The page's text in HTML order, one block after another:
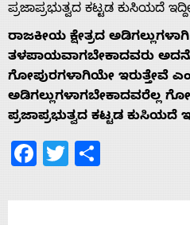
ಪ್ರಜಾಪ್ರಭುತ್ವದ ಕಟ್ಟಡ ಕುಸಿಯದೆ
ರಾಜಕೀಯ ಕ್ಷೇತ್ರದ
ತಳಪಾಯವಾಗಬೇಕಾದವರು
ಗೋಪುರಗಳಾಗಿಯೇ ಇರುತ್ತೇವೆ
ಅಡಿಗಲ್ಲುಗಳಾಗಬೇಕಾದವರೆಲ್ಲ
ಪ್ರಜಾಪ್ರಭುತ್ವದ ಕಟ್ಟಡ ಕುಸಿಯದೆ
Facebook
Twitter